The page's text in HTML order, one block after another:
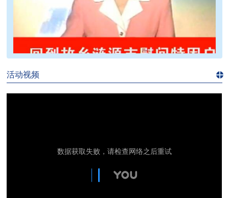
>>
活动视频